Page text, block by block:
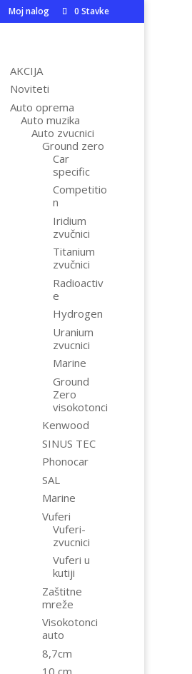
Moj nalog 0 Stavke
AKCIJA
Noviteti
Auto oprema
Auto muzika
Auto zvucnici
Ground zero
Car
specific
Competitio
n
Iridium
zvučnici
Titanium
zvučnici
Radioactiv
e
Hydrogen
Uranium
zvucnici
Marine
Ground
Zero
visokotonci
Kenwood
SINUS TEC
Phonocar
SAL
Marine
Vuferi
Vuferi-
zvucnici
Vuferi u
kutiji
Zaštitne
mreže
Visokotonci
auto
8,7cm
10 cm